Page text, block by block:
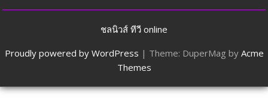
ชลนิวส์ ทีวี online
Proudly powered by WordPress | Theme: DuperMag by Acme
Themes